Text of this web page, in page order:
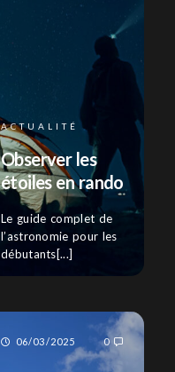
ACTUALITÉ
Observer les
étoiles en rando
Le guide complet de
l’astronomie pour les
débutants[...]
06/03/2025 0